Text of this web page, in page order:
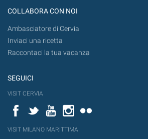
COLLABORA CON NOI
Ambasciatore di Cervia
Inviaci una ricetta
Raccontaci la tua vacanza
SEGUICI
VISIT CERVIA
FacebookTwitterYouTubeInstagram
VISIT MILANO MARITTIMA